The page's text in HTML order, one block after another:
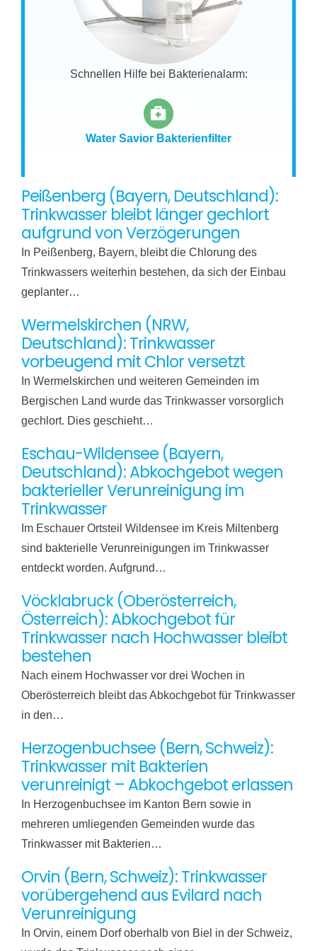
Schnellen Hilfe bei Bakterienalarm:
Water Savior Bakterienfilter
Peißenberg (Bayern, Deutschland):
Trinkwasser bleibt länger gechlort
aufgrund von Verzögerungen
In Peißenberg, Bayern, bleibt die Chlorung des
Trinkwassers weiterhin bestehen, da sich der Einbau
geplanter…
Wermelskirchen (NRW,
Deutschland): Trinkwasser
vorbeugend mit Chlor versetzt
In Wermelskirchen und weiteren Gemeinden im
Bergischen Land wurde das Trinkwasser vorsorglich
gechlort. Dies geschieht…
Eschau-Wildensee (Bayern,
Deutschland): Abkochgebot wegen
bakterieller Verunreinigung im
Trinkwasser
Im Eschauer Ortsteil Wildensee im Kreis Miltenberg
sind bakterielle Verunreinigungen im Trinkwasser
entdeckt worden. Aufgrund…
Vöcklabruck (Oberösterreich,
Österreich): Abkochgebot für
Trinkwasser nach Hochwasser bleibt
bestehen
Nach einem Hochwasser vor drei Wochen in
Oberösterreich bleibt das Abkochgebot für Trinkwasser
in den…
Herzogenbuchsee (Bern, Schweiz):
Trinkwasser mit Bakterien
verunreinigt – Abkochgebot erlassen
In Herzogenbuchsee im Kanton Bern sowie in
mehreren umliegenden Gemeinden wurde das
Trinkwasser mit Bakterien…
Orvin (Bern, Schweiz): Trinkwasser
vorübergehend aus Evilard nach
Verunreinigung
In Orvin, einem Dorf oberhalb von Biel in der Schweiz,